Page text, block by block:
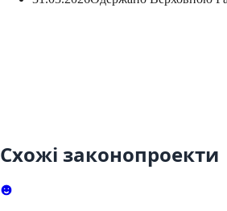
Схожі законопроекти